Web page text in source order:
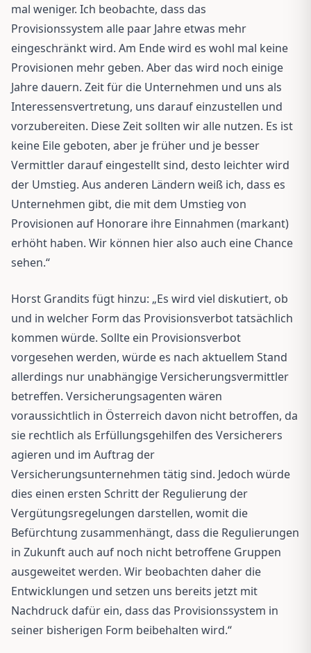
mal weniger. Ich beobachte, dass das
Provisionssystem alle paar Jahre etwas mehr
eingeschränkt wird. Am Ende wird es wohl mal keine
Provisionen mehr geben. Aber das wird noch einige
Jahre dauern. Zeit für die Unternehmen und uns als
Interessensvertretung, uns darauf einzustellen und
vorzubereiten. Diese Zeit sollten wir alle nutzen. Es ist
keine Eile geboten, aber je früher und je besser
Vermittler darauf eingestellt sind, desto leichter wird
der Umstieg. Aus anderen Ländern weiß ich, dass es
Unternehmen gibt, die mit dem Umstieg von
Provisionen auf Honorare ihre Einnahmen (markant)
erhöht haben. Wir können hier also auch eine Chance
sehen.“
Horst Grandits fügt hinzu: „Es wird viel diskutiert, ob
und in welcher Form das Provisionsverbot tatsächlich
kommen würde. Sollte ein Provisionsverbot
vorgesehen werden, würde es nach aktuellem Stand
allerdings nur unabhängige Versicherungsvermittler
betreffen. Versicherungsagenten wären
voraussichtlich in Österreich davon nicht betroffen, da
sie rechtlich als Erfüllungsgehilfen des Versicherers
agieren und im Auftrag der
Versicherungsunternehmen tätig sind. Jedoch würde
dies einen ersten Schritt der Regulierung der
Vergütungsregelungen darstellen, womit die
Befürchtung zusammenhängt, dass die Regulierungen
in Zukunft auch auf noch nicht betroffene Gruppen
ausgeweitet werden. Wir beobachten daher die
Entwicklungen und setzen uns bereits jetzt mit
Nachdruck dafür ein, dass das Provisionssystem in
seiner bisherigen Form beibehalten wird.“